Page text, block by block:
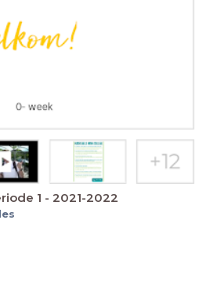
1 - 2021-2022